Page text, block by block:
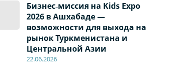
Бизнес‑миссия на Kids Expo
2026 в Ашхабаде —
возможности для выхода на
рынок Туркменистана и
Центральной Азии
22.06.2026